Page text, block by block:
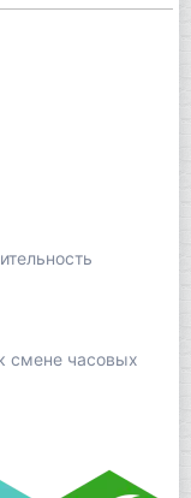
смене часовых